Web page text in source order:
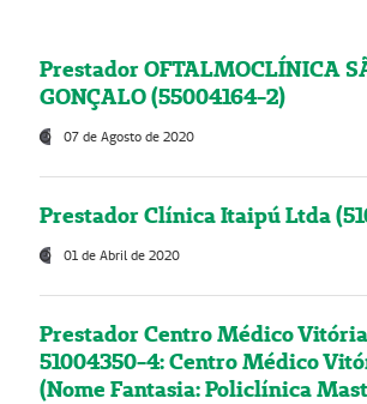
Prestador OFTALMOCLÍNICA
GONÇALO (55004164-2)
07 de Agosto de 2020
Prestador Clínica Itaipú Ltda
01 de Abril de 2020
Prestador Centro Médico
51004350-4: Centro Médico
(Nome Fantasia: Policlínica